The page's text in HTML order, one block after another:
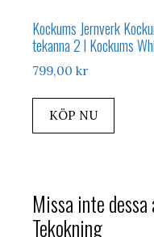
Kockums Jernverk
tekanna 2 l Kockums
799,00 kr
KÖP NU
Missa inte
Tekokning